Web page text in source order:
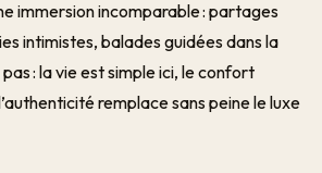
immersion incomparable : partages
intimistes, balades guidées dans la
: la vie est simple ici, le confort
remplace sans peine le luxe